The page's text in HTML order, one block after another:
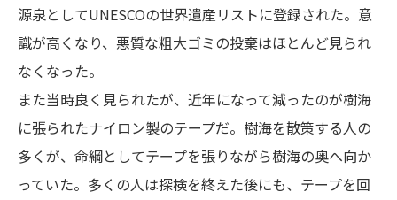
源泉としてUNESCOの世界遺産リストに登録された。意
識が高くなり、悪質な粗大ゴミの投棄はほとんど見られ
なくなった。
また当時良く見られたが、近年になって減ったのが樹海
に張られたナイロン製のテープだ。樹海を散策する人の
多くが、命綱としてテープを張りながら樹海の奥へ向か
っていた。多くの人は探検を終えた後にも、テープを回